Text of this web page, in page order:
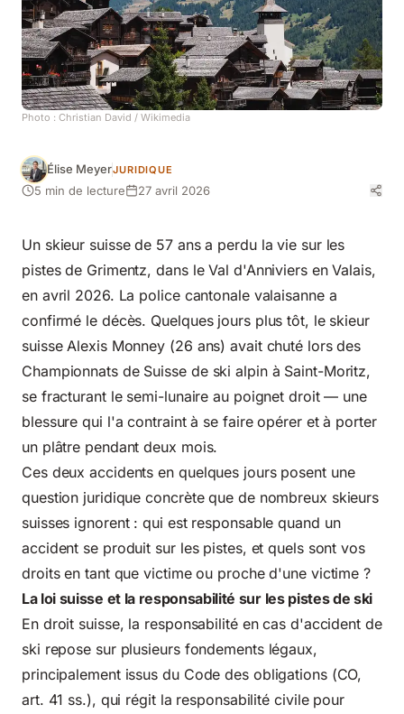
Photo : Christian David / Wikimedia
Élise MeyerJURIDIQUE
5 min de lecture 27 avril 2026
Un skieur suisse de 57 ans a perdu la vie sur les
pistes de Grimentz, dans le Val d'Anniviers en Valais,
en avril 2026. La police cantonale valaisanne a
confirmé le décès. Quelques jours plus tôt, le skieur
suisse Alexis Monney (26 ans) avait chuté lors des
Championnats de Suisse de ski alpin à Saint-Moritz,
se fracturant le semi-lunaire au poignet droit — une
blessure qui l'a contraint à se faire opérer et à porter
un plâtre pendant deux mois.
Ces deux accidents en quelques jours posent une
question juridique concrète que de nombreux skieurs
suisses ignorent : qui est responsable quand un
accident se produit sur les pistes, et quels sont vos
droits en tant que victimeou proche d'une victime ?
La loi suisse et la responsabilité sur les pistes de ski
En droit suisse, la responsabilité en cas d'accident de
ski repose sur plusieurs fondements légaux,
principalement issus du Code des obligations (CO,
art. 41 ss.), qui régit la responsabilité civilepour